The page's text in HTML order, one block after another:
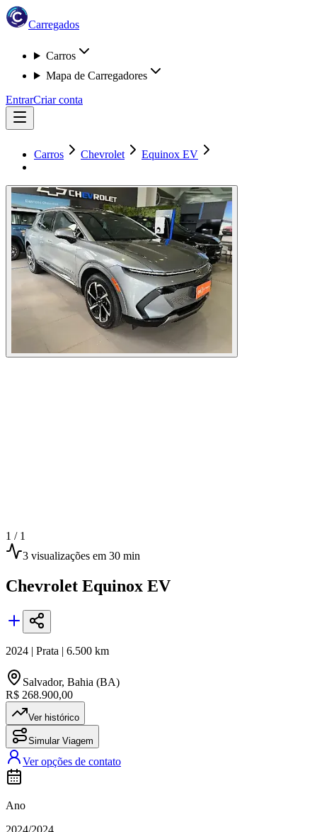
Carregados
Carros
Mapa de Carregadores
EntrarCriar conta
Carros Chevrolet Equinox EV
1 / 1
3 visualizações em 30 min
Chevrolet Equinox EV
2024 | Prata | 6.500 km
Salvador, Bahia (BA)
R$ 268.900,00
Ver histórico
Simular Viagem
Ver opções de contato
Ano
2024/2024